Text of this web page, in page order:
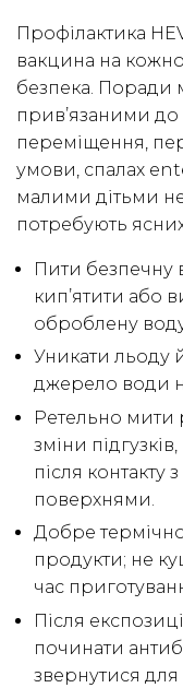
Профілактика
вакцина на
безпека. Поради
прив’язаними
переміщення,
умови, спалах
малими дітьми
потребують ясних
Пити безпечну
кип’ятити або
оброблену
Уникати льоду
джерело води
Ретельно мити
зміни
після
поверхнями.
Добре термічно
продукти; не
час
Після
починати
звернутися для